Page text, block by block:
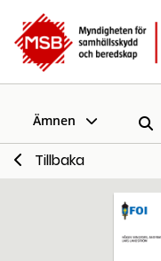
Ämnen
Tillbaka